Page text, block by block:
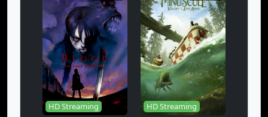
HD Streaming HD Streaming